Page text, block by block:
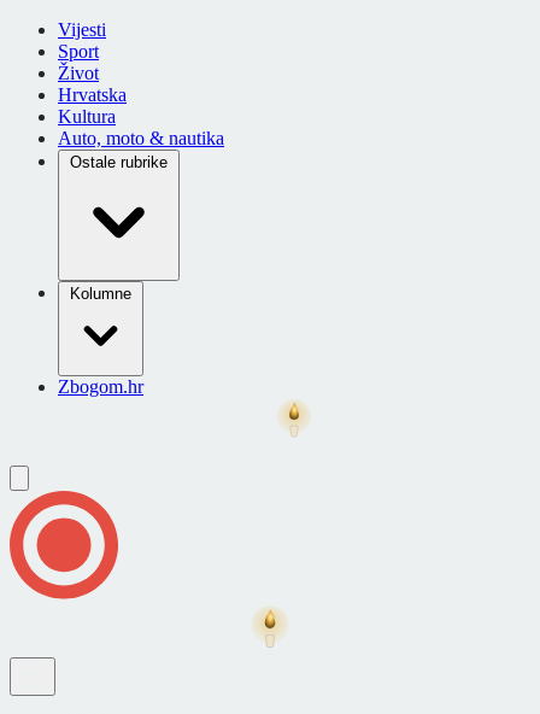
Vijesti
Sport
Život
Hrvatska
Kultura
Auto, moto & nautika
Ostale rubrike
Kolumne
Zbogom.hr